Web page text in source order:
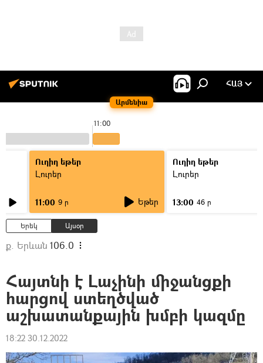
Արմենիա
ՀԱՅ
11:00
Ուղիղ եթեր
Լուրեր
11:00 9 ր Եթեր
Ուղիղ եթեր
Լուրեր
13:00 46 ր
Երեկ Այսօր
ք. Երևան 106.0
Հայտնի է Լաչինի միջանցքի
հարցով ստեղծված
աշխատանքային խմբի կազմը
18:22 30.12.2022